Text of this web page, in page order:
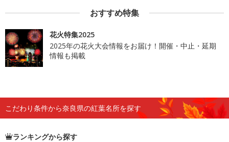
おすすめ特集
花火特集2025
2025年の花火大会情報をお届け！開催・中止・延期
情報も掲載
こだわり条件から奈良県の紅葉名所を探す
ランキングから探す